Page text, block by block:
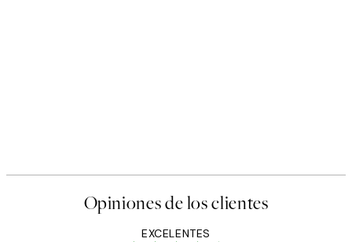
Opiniones de los clientes
EXCELENTES